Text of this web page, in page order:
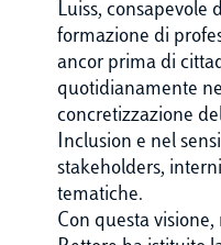
Luiss, consapevole
formazione di
ancor prima di
quotidianamente
concretizzazione
Inclusion e nel
stakeholders,
tematiche.
Con questa